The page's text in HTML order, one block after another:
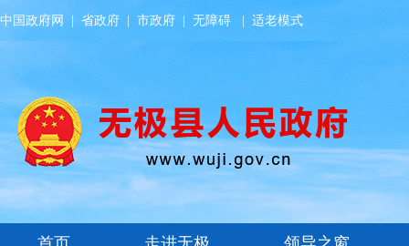
中国政府网 省政府 市政府 无障碍 适老模式